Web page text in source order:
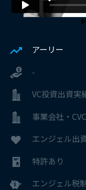
アーリー
-
VC投資出資実
事業会社・
エンジェル出
特許あり
エンジェル税